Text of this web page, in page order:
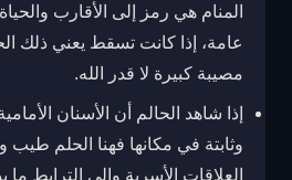
المنام هي رمز إلى الأقارب
عامة، إذا كانت تسقط يعني ذلك
مصيبة كبيرة لا قدر الله.
إذا شاهد الحالم أن الأسنان
وثابتة في مكانها فهنا الحلم طيب
العلاقات الأسرية وإلى الترابط ما